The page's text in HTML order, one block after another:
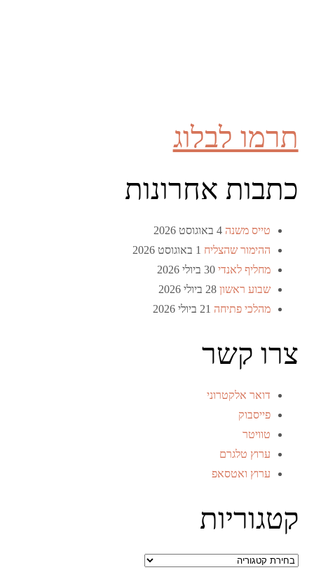
תרמו לבלוג
כתבות אחרונות
טייס משנה 4 באוגוסט 2026
ההימור שהצליח 1 באוגוסט 2026
מחליף לאנדי 30 ביולי 2026
שבוע ראשון 28 ביולי 2026
מהלכי פתיחה 21 ביולי 2026
צרו קשר
דואר אלקטרוני
פייסבוק
טוויטר
ערוץ טלגרם
ערוץ ואטסאפ
קטגוריות
קטגוריות